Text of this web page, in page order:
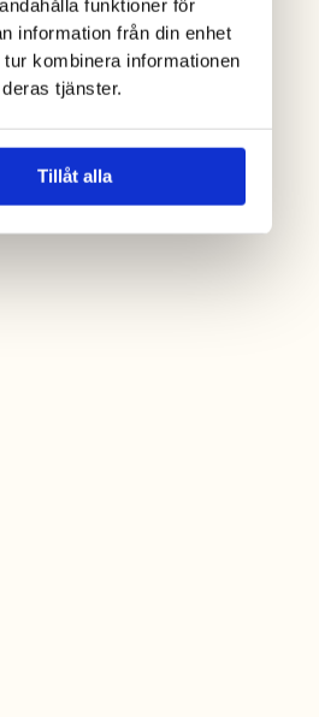
funktioner för
information från din enhet
kombinera informationen
tjänster.
Tillåt alla